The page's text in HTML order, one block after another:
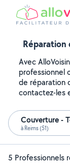
Réparation
Avec
professionnel
de réparation
contactez-les
Couverture -
à Reims (51)
5 Professionnels